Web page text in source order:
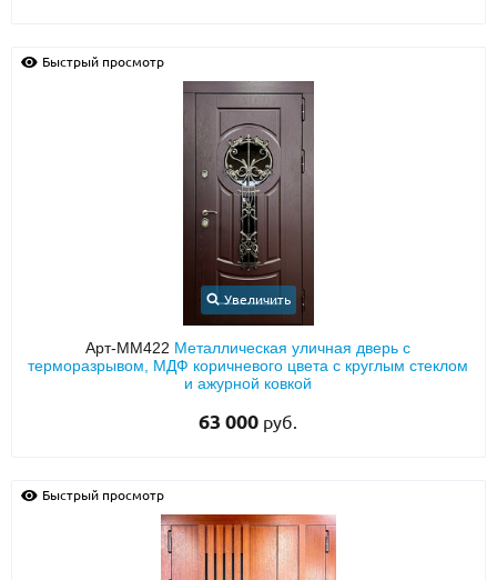
Быстрый просмотр
Увеличить
Арт-ММ422 Металлическая уличная дверь с
терморазрывом, МДФ коричневого цвета с круглым стеклом
и ажурной ковкой
63 000 руб.
Быстрый просмотр